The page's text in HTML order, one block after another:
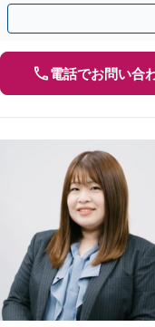
自己破産・任意整理・時効
電話でお問い合